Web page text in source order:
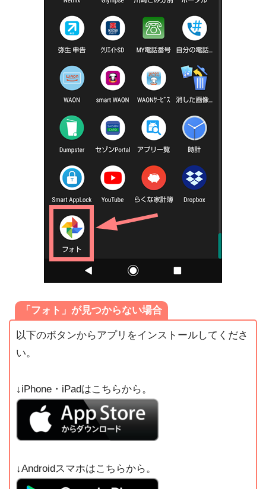
「フォト」が見つからない場合
以下のボタンからアプリをインストールしてくださ
い。
↓iPhone・iPadはこちらから。
↓Androidスマホはこちらから。